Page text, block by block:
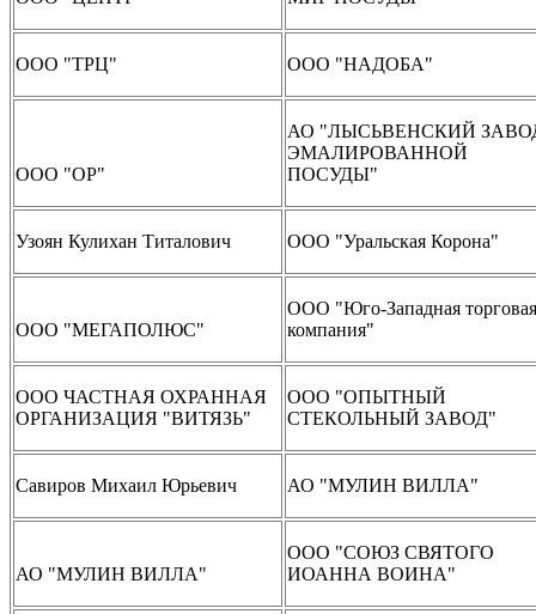
ООО "ТРЦ" ООО "НАДОБА"
ООО "ОР"
АО "ЛЫСЬВЕНСКИЙ
ЭМАЛИРОВАННОЙ
ПОСУДЫ"
Узоян Кулихан Титалович ООО "Уральская Корона"
ООО "МЕГАПОЛЮС"
ООО "Юго-Западная торговая
компания"
ООО ЧАСТНАЯ ОХРАННАЯ
ОРГАНИЗАЦИЯ "ВИТЯЗЬ"
ООО "ОПЫТНЫЙ
СТЕКОЛЬНЫЙ ЗАВОД"
Савиров Михаил Юрьевич АО "МУЛИН ВИЛЛА"
АО "МУЛИН ВИЛЛА"
ООО "СОЮЗ СВЯТОГО
ИОАННА ВОИНА"